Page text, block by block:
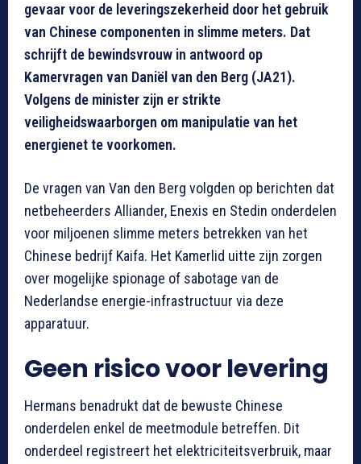
gevaar voor de leveringszekerheid door het gebruik
van Chinese componenten in slimme meters. Dat
schrijft de bewindsvrouw in antwoord op
Kamervragen van Daniël van den Berg (JA21).
Volgens de minister zijn er strikte
veiligheidswaarborgen om manipulatie van het
energienet te voorkomen.
De vragen van Van den Berg volgden op berichten dat
netbeheerders Alliander, Enexis en Stedin onderdelen
voor miljoenen slimme meters betrekken van het
Chinese bedrijf Kaifa. Het Kamerlid uitte zijn zorgen
over mogelijke spionage of sabotage van de
Nederlandse energie-infrastructuur via deze
apparatuur.
Geen risico voor levering
Hermans benadrukt dat de bewuste Chinese
onderdelen enkel de meetmodule betreffen. Dit
onderdeel registreert het elektriciteitsverbruik, maar